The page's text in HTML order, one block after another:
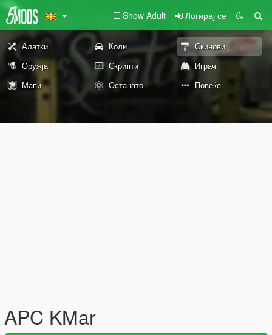
Show Adult Логирај се
Алатки Коли
Скинови
Оружја
Скрипти
Играч
Мапи
Останато Повеќе
APC KMar